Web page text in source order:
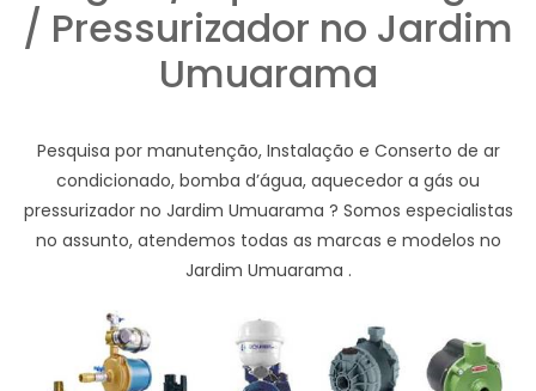
/ Pressurizador no Jardim
Umuarama
Pesquisa por manutenção, Instalação e Conserto de ar
condicionado, bomba d’água, aquecedor a gás ou
pressurizador no Jardim Umuarama ? Somos especialistas
no assunto, atendemos todas as marcas e modelos no
Jardim Umuarama .